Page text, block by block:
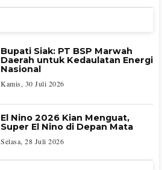
Bupati Siak: PT BSP Marwah
Daerah untuk Kedaulatan Energi
Nasional
Kamis, 30 Juli 2026
El Nino 2026 Kian Menguat,
Super El Nino di Depan Mata
Selasa, 28 Juli 2026